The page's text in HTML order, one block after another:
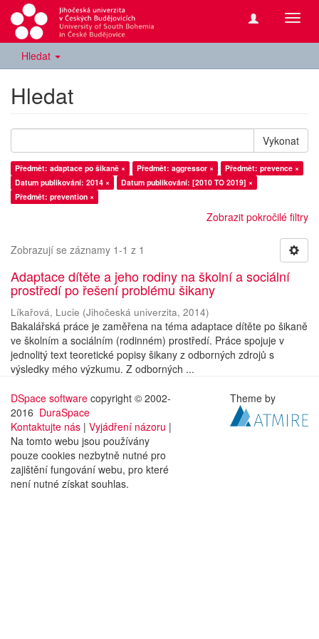
Hledat
Hledat
Vykonat
Předmět: adaptace po šikaně × Předmět: aggressor ×
Předmět: prevence ×
Datum publikování: 2014 ×
Datum publikování: [2010 TO 2019] ×
Předmět: prevention ×
Zobrazit pokročilé filtry
Zobrazují se záznamy 1-1 z 1
Adaptace dítěte a jeho rodiny na školní a sociální
prostředí po řešení problému šikany
Líkařová, Lucie (Jihočeská univerzita, 2014)
Bakalářská práce je zaměřena na téma adaptace dítěte po šikaně
ve školním a sociálním (rodinném) prostředí. Práce spojuje v
jednolitý text teoretické popisy šikany z odborných zdrojů s
výsledky mého výzkumu. Z odborných ...
DSpace software copyright © 2002-
2016 DuraSpace
Kontaktujte nás | Vyjádření názoru |
Na tomto webu jsou používány
pouze cookies nezbytně nutné pro
zajištění fungování webu, pro které
není nutné získat souhlas.
Theme by